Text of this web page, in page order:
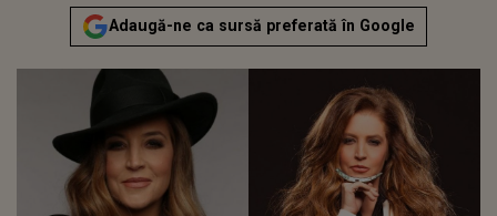
Adaugă-ne ca sursă preferată în Google